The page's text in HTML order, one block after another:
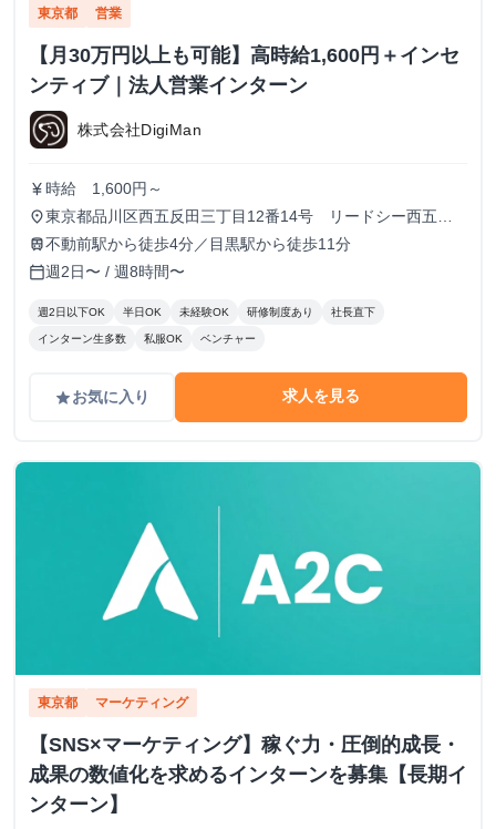
東京都 営業
【月30万円以上も可能】高時給1,600円＋インセ
ンティブ｜法人営業インターン
株式会社DigiMan
currency_yen 時給 1,600円～
place東京都品川区西五反田三丁目12番14号 リードシー西五反
田ビル7-8階（受付8階）
train不動前駅から徒歩4分／目黒駅から徒歩11分
calendar_today週2日〜 / 週8時間〜
週2日以下OK 半日OK 未経験OK 研修制度あり 社長直下
インターン生多数 私服OK ベンチャー
gradeお気に入り 求人を見る
東京都 マーケティング
【SNS×マーケティング】稼ぐ力・圧倒的成長・
成果の数値化を求めるインターンを募集【長期イ
ンターン】